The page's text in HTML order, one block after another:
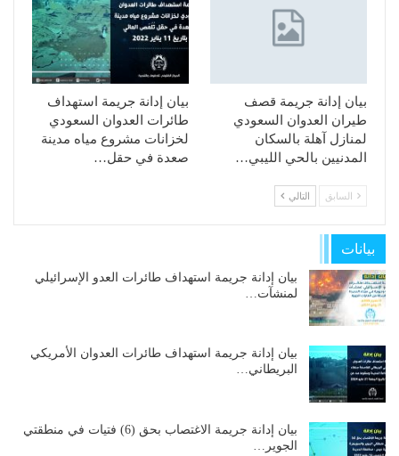
بيان إدانة جريمة قصف
طيران العدوان السعودي
لمنازل آهلة بالسكان
المدنيين بالحي الليبي…
بيان إدانة جريمة استهداف
طائرات العدوان السعودي
لخزانات مشروع مياه مدينة
صعدة في حقل…
السابق التالي
بيانات
بيان إدانة جريمة استهداف طائرات العدو الإسرائيلي
لمنشآت…
بيان إدانة جريمة استهداف طائرات العدوان الأمريكي
البريطاني…
بيان إدانة جريمة الاغتصاب بحق (6) فتيات في منطقتي
الجوير…